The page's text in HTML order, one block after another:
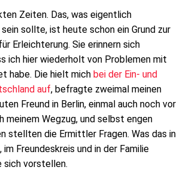
Zeiten. Das, was eigentlich
sollte, ist heute schon ein Grund zur
Erleichterung. Sie erinnern sich
ich hier wiederholt von Problemen mit
habe. Die hielt mich bei der Ein- und
auf, befragte zweimal meinen
Freund in Berlin, einmal auch noch vor
meinem Wegzug, und selbst engen
stellten die Ermittler Fragen. Was das in
Freundeskreis und in der Familie
sich vorstellen.